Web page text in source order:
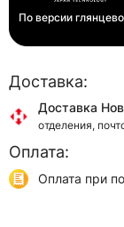
По версии
Доставка:
Доставка
отделения,
Доставка Укр
Оплата:
Оплата при